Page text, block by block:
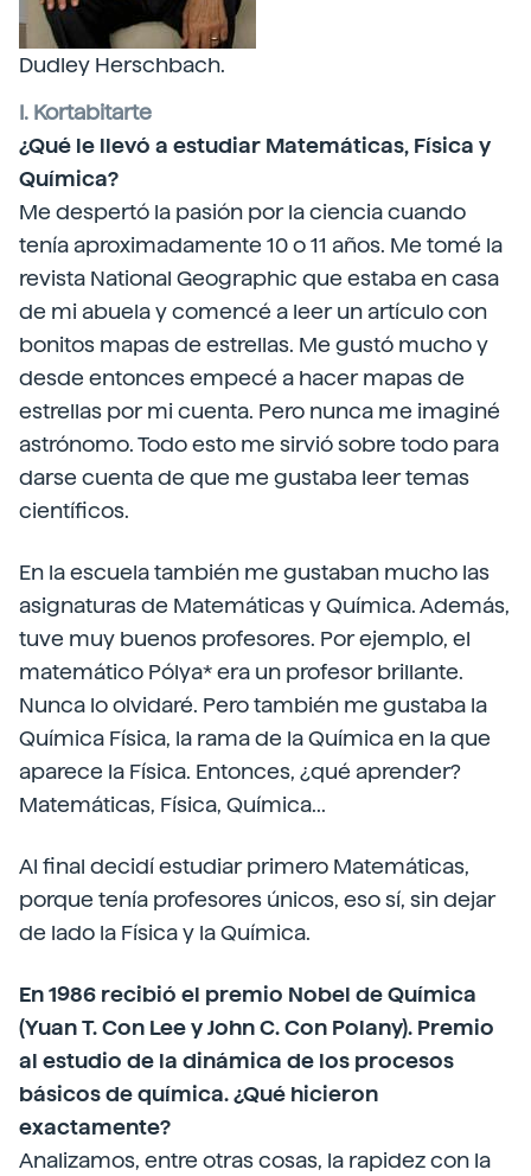
Dudley Herschbach.
I. Kortabitarte
¿Qué le llevó a estudiar Matemáticas, Física y
Química?
Me despertó la pasión por la ciencia cuando
tenía aproximadamente 10 o 11 años. Me tomé la
revista National Geographic que estaba en casa
de mi abuela y comencé a leer un artículo con
bonitos mapas de estrellas. Me gustó mucho y
desde entonces empecé a hacer mapas de
estrellas por mi cuenta. Pero nunca me imaginé
astrónomo. Todo esto me sirvió sobre todo para
darse cuenta de que me gustaba leer temas
científicos.
En la escuela también me gustaban mucho las
asignaturas de Matemáticas y Química. Además,
tuve muy buenos profesores. Por ejemplo, el
matemático Pólya* era un profesor brillante.
Nunca lo olvidaré. Pero también me gustaba la
Química Física, la rama de la Química en la que
aparece la Física. Entonces, ¿qué aprender?
Matemáticas, Física, Química...
Al final decidí estudiar primero Matemáticas,
porque tenía profesores únicos, eso sí, sin dejar
de lado la Física y la Química.
En 1986 recibió el premio Nobel de Química
(Yuan T. Con Lee y John C. Con Polany). Premio
al estudio de la dinámica de los procesos
básicos de química. ¿Qué hicieron
exactamente?
Analizamos, entre otras cosas, la rapidez con la